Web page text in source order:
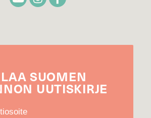
SUOMEN
UUTIS­KIRJE